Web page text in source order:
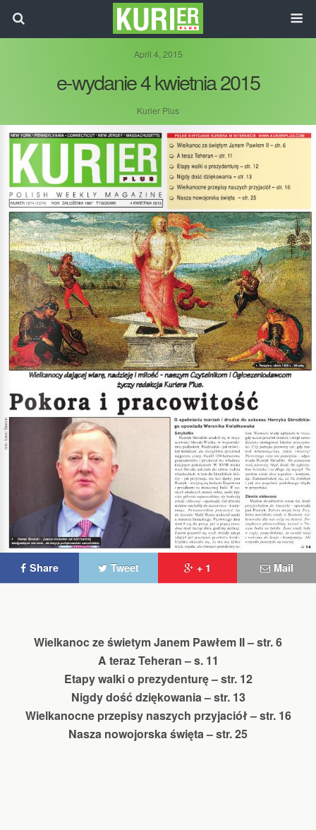
April 4, 2015
e-wydanie 4 kwietnia 2015
Kurier Plus
Share Tweet + 1 Mail
Wielkanoc ze świetym Janem Pawłem II – str. 6
A teraz Teheran – s. 11
Etapy walki o prezydenturę – str. 12
Nigdy dość dziękowania – str. 13
Wielkanocne przepisy naszych przyjaciół – str. 16
Nasza nowojorska święta – str. 25